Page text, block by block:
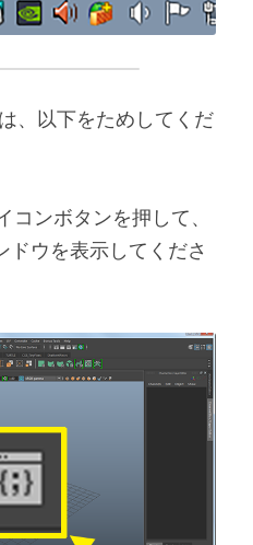
、以下をためしてくだ
コンボタンを押して、
ドウを表示してくださ